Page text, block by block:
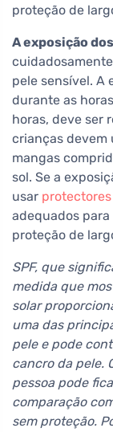
proteção de
A exposição
pele sensível. A
durante as
horas, deve ser
crianças devem
mangas
sol. Se a
usar protectores
adequados
proteção de
SPF, que
medida que
solar
uma das
pele e pode
cancro da pele.
pessoa pode
comparação
sem proteção.